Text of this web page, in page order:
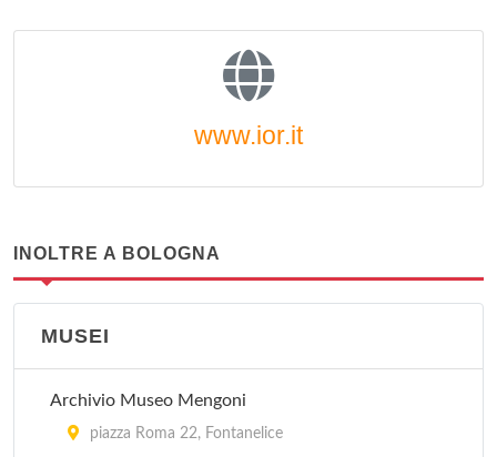
www.ior.it
INOLTRE A BOLOGNA
MUSEI
Archivio Museo Mengoni
piazza Roma 22, Fontanelice